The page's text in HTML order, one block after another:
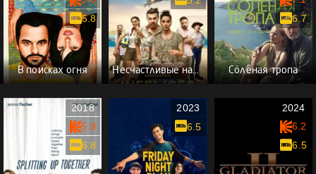
В поисках огня
5.8
Несчастливые навсегда Солёная тропа
6.7
2018
5.8
6.8
2023
6.5
2024
6.2
6.5